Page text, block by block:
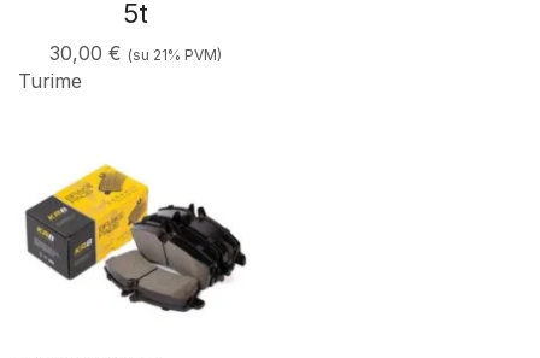
5t
30,00 € (su 21% PVM)
Turime